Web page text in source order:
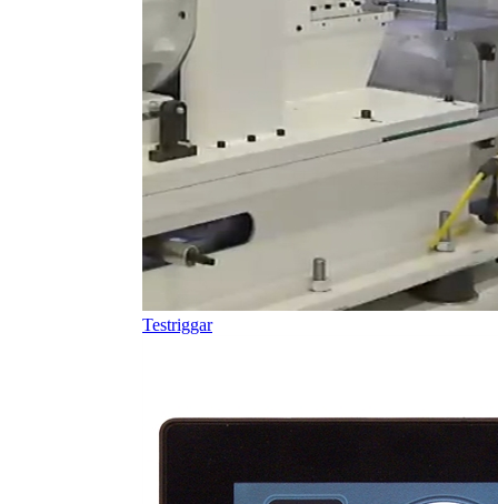
Testriggar